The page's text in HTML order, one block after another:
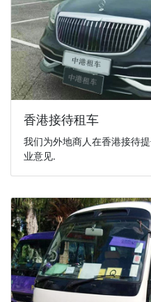
香港接待租车
我们为外地商人在香港接待
业意见.